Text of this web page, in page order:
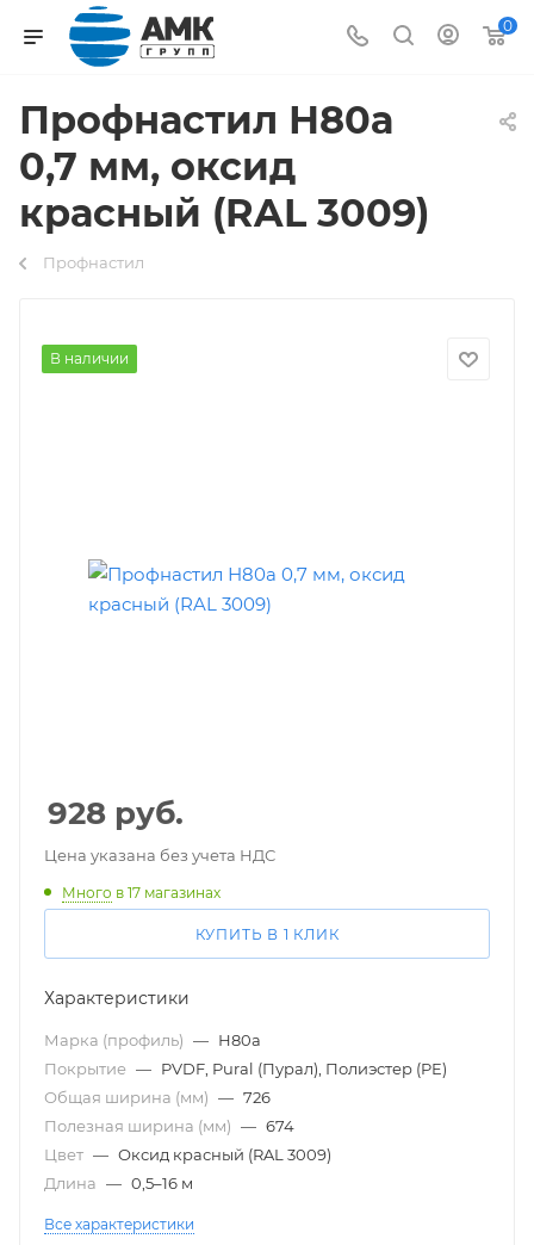
0
Профнастил Н80а
0,7 мм, оксид
красный (RAL 3009)
Профнастил
В наличии
928 руб.
Цена указана без учета НДС
Много в 17 магазинах
КУПИТЬ В 1 КЛИК
Характеристики
Марка (профиль) — Н80а
Покрытие — PVDF, Pural (Пурал), Полиэстер (PE)
Общая ширина (мм) — 726
Полезная ширина (мм) — 674
Цвет — Оксид красный (RAL 3009)
Длина — 0,5–16 м
Все характеристики